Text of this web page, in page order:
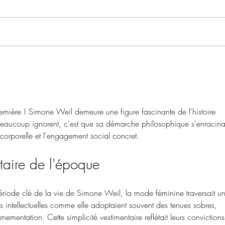
est
! Simone Weil demeure une figure fascinante de l'histoire
ignorent, c'est que sa démarche philosophique
et l'engagement social concret.
de l'époque
clé de la vie de Simone Weil, la mode féminine traversait
intellectuelles comme elle adoptaient souvent des tenues sobres,
Cette simplicité vestimentaire reflétait leurs convictions